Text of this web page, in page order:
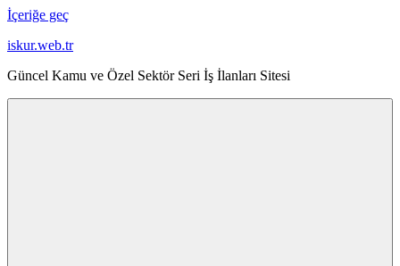
İçeriğe geç
iskur.web.tr
Güncel Kamu ve Özel Sektör Seri İş İlanları Sitesi